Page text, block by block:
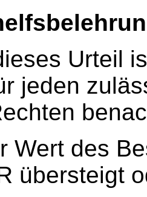
Urteil
jeden
Wert des
übersteigt